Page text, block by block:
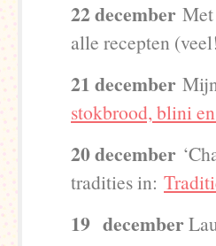
22 december
alle recepten
21 december
stokbrood, blini
20 december
tradities in:
19 december